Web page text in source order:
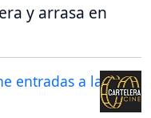
y arrasa en